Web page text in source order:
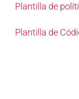
Plantilla de
Plantilla de